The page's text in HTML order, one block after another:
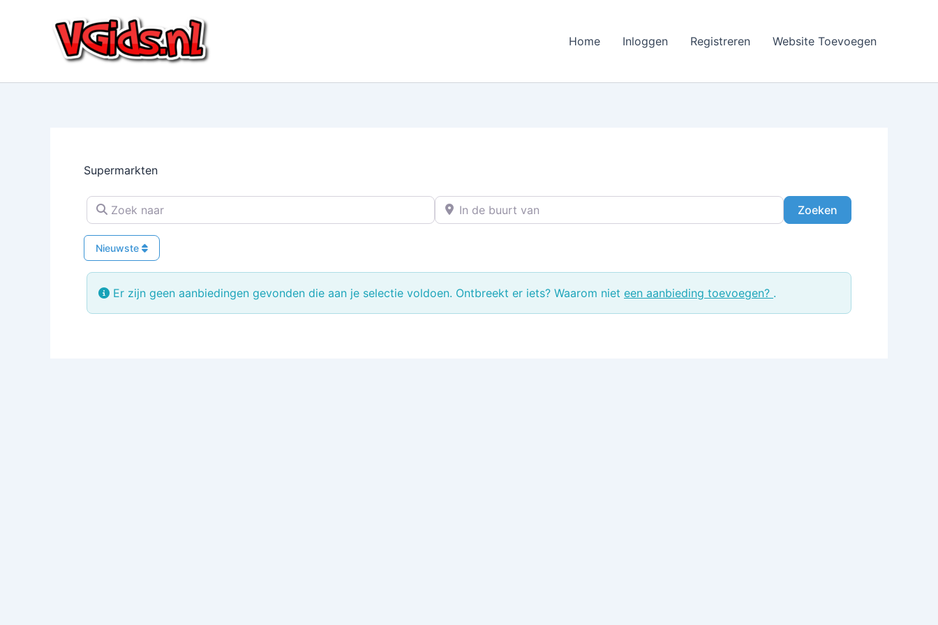
Home Inloggen Registreren Website Toevoegen
Supermarkten
Zoek naar In de buurt van
ZoekenZoeken
Nieuwste
Er zijn geen aanbiedingen gevonden die aan je selectie voldoen. Ontbreekt er iets? Waarom niet een aanbieding toevoegen? .